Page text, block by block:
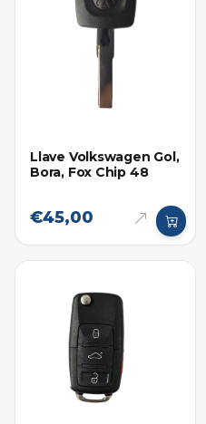
Llave Volkswagen Gol,
Bora, Fox Chip 48
€45,00